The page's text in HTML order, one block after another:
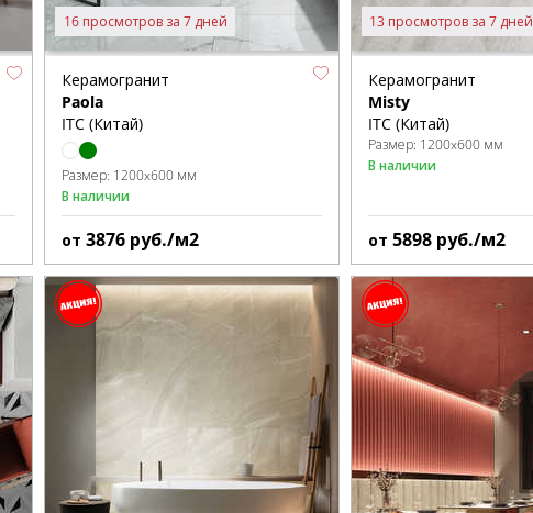
16 просмотров за 7 дней
Керамогранит
Paola
ITC (Китай)
Размер: 1200x600 мм
В наличии
от3876 руб./м2
13 просмотров за 7 дней
Керамогранит
Misty
ITC (Китай)
Размер: 1200x600 мм
В наличии
от 5898 руб./м2